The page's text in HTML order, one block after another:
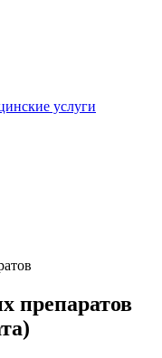
услуги
препаратов